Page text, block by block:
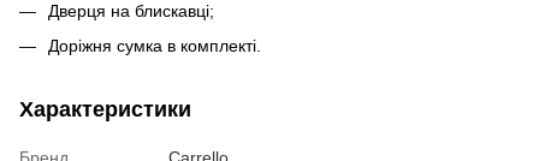
Дверця на блискавці;
Доріжня сумка в комплекті.
Характеристики
Бренд
Carrello